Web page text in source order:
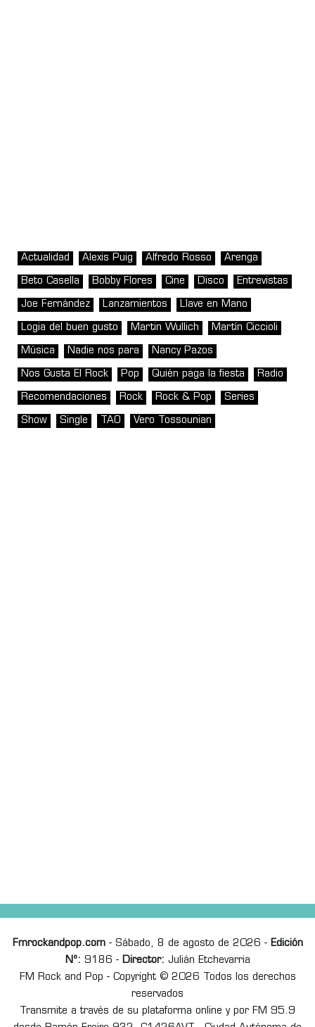
Actualidad Alexis Puig Alfredo Rosso Arenga
Beto Casella Bobby Flores Cine Disco Entrevistas
Joe Fernández Lanzamientos Llave en Mano
Logia del buen gusto Martin Wullich Martín Ciccioli
Música Nadie nos para Nancy Pazos
Nos Gusta El Rock Pop Quién paga la fiesta Radio
Recomendaciones Rock Rock & Pop Series
Show Single TAO Vero Tossounian
Fmrockandpop.com- Sábado, 8 de agosto de 2026 - Edición
Nº: 9186 - Director: Julián Etchevarria
FM Rock and Pop - Copyright © 2026 Todos los derechos
reservados
Transmite a través de su plataforma online y por FM 95.9